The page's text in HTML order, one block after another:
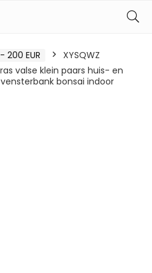
200 EUR
XYSQWZ
valse klein paars huis- en
bonsai indoor